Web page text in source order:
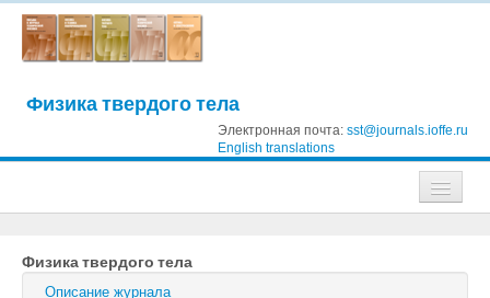
Физика твердого тела
Электронная почта: sst@journals.ioffe.ru
English translations
Журнал технической физики
Физика твердого тела
Описание журнала